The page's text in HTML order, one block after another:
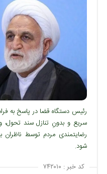
رئیس دستگاه قضا در پاسخ به
سریع و بدونِ تنازل سند تحول،
رضایتمندی مردم توسط ناظران
شود.
کد خبر : ۷۴۲۰۱۰